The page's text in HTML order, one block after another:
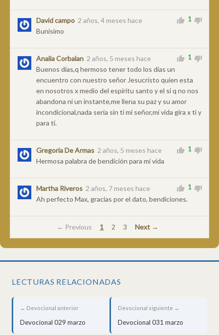
David campo 2 años, 4 meses hace
Bunisimo
1
Analia Corbalan 2 años, 5 meses hace
Buenos días,q hermoso tener todo los días un
encuentro con nuestro señor Jesucristo quien esta
en nosotros x medio del espíritu santo y el si q no nos
abandona ni un instante,me llena su paz y su amor
incondicional,nada seria sin ti mi señor,mi vida gira x ti y
para ti.
1
Gregoria De Armas 2 años, 5 meses hace
Hermosa palabra de bendición para mi vida
1
Martha Riveros 2 años, 7 meses hace
Ah perfecto Max, gracias por el dato, bendiciones.
1
← Previous 1 2 3 Next →
LECTURAS RELACIONADAS
← Devocional anterior
Devocional 029 marzo
Devocional siguiente →
Devocional 031 marzo